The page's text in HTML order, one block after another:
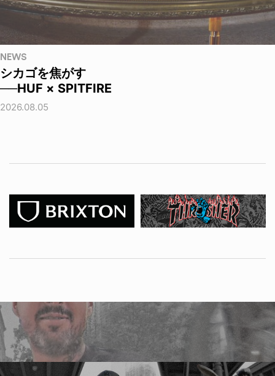
NEWS
シカゴを焦がす
──HUF × SPITFIRE
2026.08.05